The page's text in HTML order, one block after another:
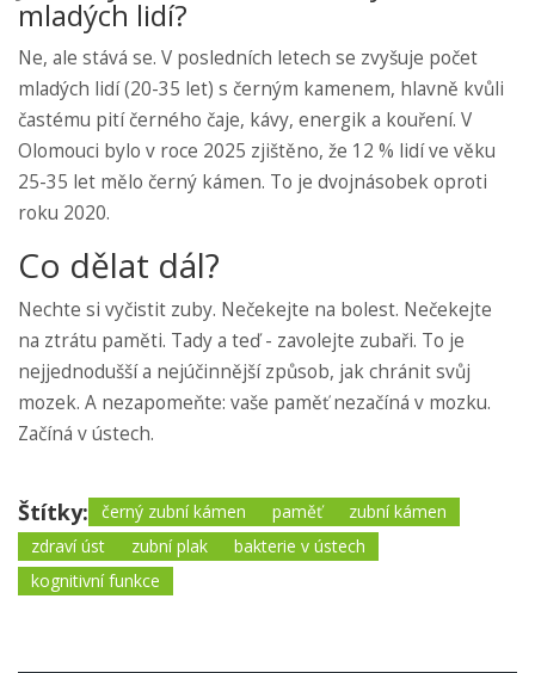
mladých lidí?
Ne, ale stává se. V posledních letech se zvyšuje počet
mladých lidí (20-35 let) s černým kamenem, hlavně kvůli
častému pití černého čaje, kávy, energik a kouření. V
Olomouci bylo v roce 2025 zjištěno, že 12 % lidí ve věku
25-35 let mělo černý kámen. To je dvojnásobek oproti
roku 2020.
Co dělat dál?
Nechte si vyčistit zuby. Nečekejte na bolest. Nečekejte
na ztrátu paměti. Tady a teď - zavolejte zubaři. To je
nejjednodušší a nejúčinnější způsob, jak chránit svůj
mozek. A nezapomeňte: vaše paměť nezačíná v mozku.
Začíná v ústech.
Štítky: černý zubní kámen paměť
zubní kámen
zdraví úst
zubní plak
bakterie v ústech
kognitivní funkce